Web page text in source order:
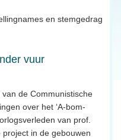
en stemgedrag
vuur
de Communistische
over het ‘A-bom-
van prof.
in de gebouwen